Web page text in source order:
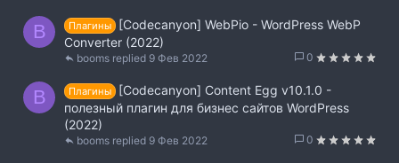
B Плагины
[Codecanyon] WebPio - WordPress WebP
Converter (2022)
0
9 Фев 2022
booms
B Плагины
[Codecanyon] Content Egg v10.1.0 -
полезный плагин для бизнес сайтов WordPress
(2022)
0
9 Фев 2022
booms